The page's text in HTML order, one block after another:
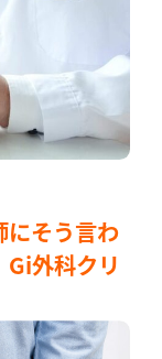
にそう言わ
外科クリ